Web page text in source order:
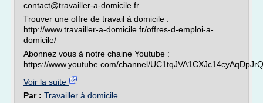
contact@travailler-a-domicile.fr
Trouver une offre de travail à domicile :
http://www.travailler-a-domicile.fr/offres-d-emploi-a-
domicile/
Abonnez vous à notre chaine Youtube :
https://www.youtube.com/channel/UC1tqJVA1CXJc14cyAqDpJrQ
Voir la suite
Par : Travailler à domicile